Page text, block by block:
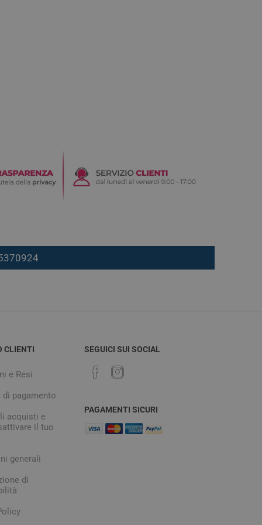
CLIENTI
e Resi
pagamento
acquisti e
il tuo
generali
di
SEGUICI SUI SOCIAL
PAGAMENTI SICURI